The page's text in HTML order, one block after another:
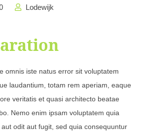
Lodewijk
omnis iste natus error sit voluptatem
laudantium, totam rem aperiam, eaque
veritatis et quasi architecto beatae
Nemo enim ipsam voluptatem quia
odit aut fugit, sed quia consequuntur